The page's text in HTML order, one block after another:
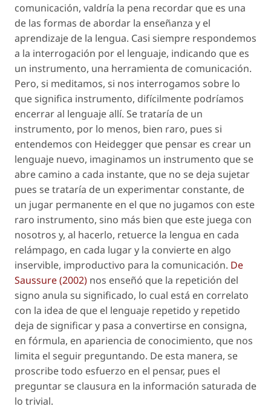
comunicación, valdría la pena recordar que es una
de las formas de abordar la enseñanza y el
aprendizaje de la lengua. Casi siempre respondemos
a la interrogación por el lenguaje, indicando que es
un instrumento, una herramienta de comunicación.
Pero, si meditamos, si nos interrogamos sobre lo
que significa instrumento, difícilmente podríamos
encerrar al lenguaje allí. Se trataría de un
instrumento, por lo menos, bien raro, pues si
entendemos con Heidegger que pensar es crear un
lenguaje nuevo, imaginamos un instrumento que se
abre camino a cada instante, que no se deja sujetar
pues se trataría de un experimentar constante, de
un jugar permanente en el que no jugamos con este
raro instrumento, sino más bien que este juega con
nosotros y, al hacerlo, retuerce la lengua en cada
relámpago, en cada lugar y la convierte en algo
inservible, improductivo para la comunicación. De
Saussure (2002) nos enseñó que la repetición del
signo anula su significado, lo cual está en correlato
con la idea de que el lenguaje repetido y repetido
deja de significar y pasa a convertirse en consigna,
en fórmula, en apariencia de conocimiento, que nos
limita el seguir preguntando. De esta manera, se
proscribe todo esfuerzo en el pensar, pues el
preguntar se clausura en la información saturada de
lo trivial.